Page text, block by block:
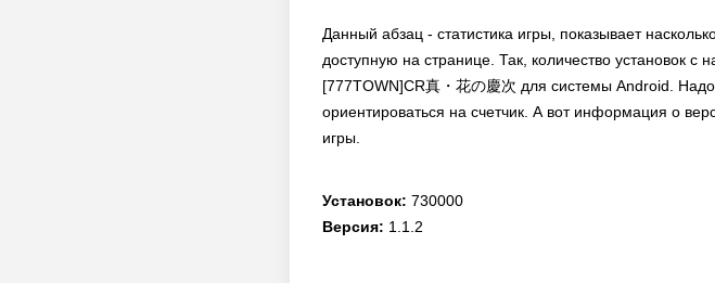
Данный абзац - статистика игры, показывает
доступную на странице. Так, количество установок с
[777TOWN]CR真・花の慶次 для системы Android.
ориентироваться на счетчик. А вот информация о
игры.
Установок: 730000
Версия: 1.1.2